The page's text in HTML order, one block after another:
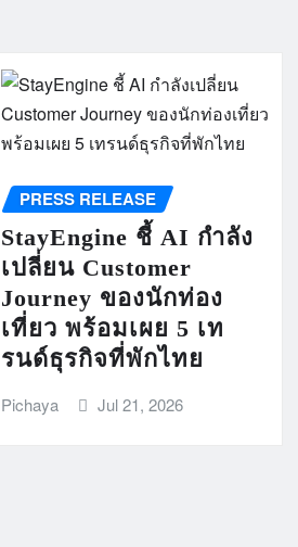
PRESS RELEASE
StayEngine ชี้ AI กำลัง
เปลี่ยน Customer
Journey ของนักท่อง
เที่ยว พร้อมเผย 5 เท
รนด์ธุรกิจที่พักไทย
Pichaya Jul 21, 2026